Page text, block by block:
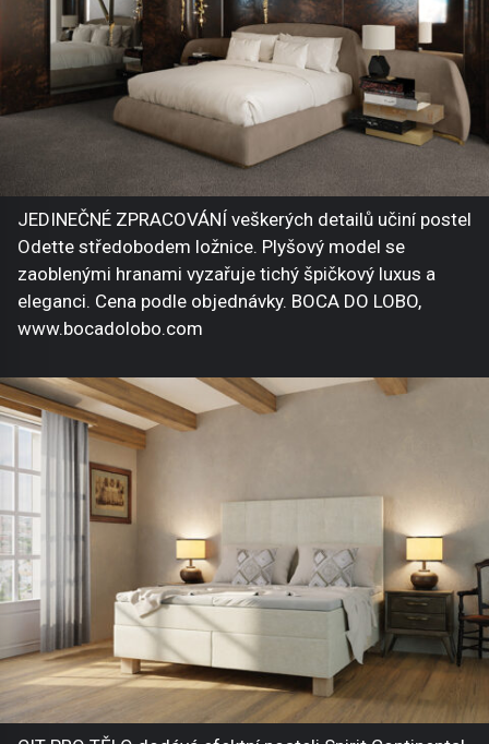
JEDINEČNÉ ZPRACOVÁNÍ veškerých detailů učiní postel
Odette středobodem ložnice. Plyšový model se
zaoblenými hranami vyzařuje tichý špičkový luxus a
eleganci. Cena podle objednávky. BOCA DO LOBO,
www.bocadolobo.com